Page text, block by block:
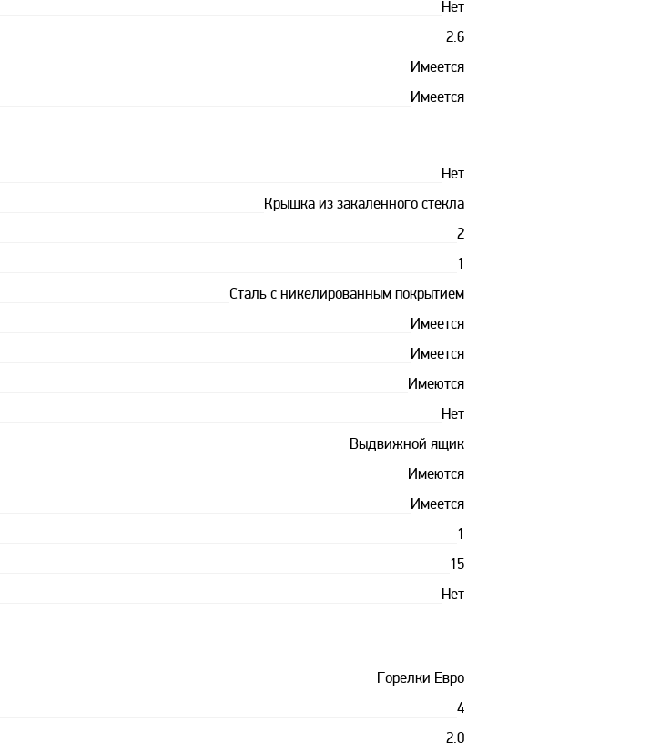
Нет
2.6
Имеется
Имеется
Нет
Крышка из закалённого стекла
2
1
Сталь с никелированным покрытием
Имеется
Имеется
Имеются
Нет
Выдвижной ящик
Имеются
Имеется
1
15
Нет
Горелки Евро
4
2.0